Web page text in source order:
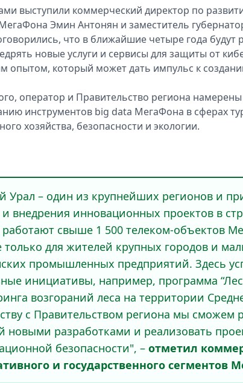
выступили коммерческий директор по
Эмин Антонян и заместитель
что в ближайшие четыре года будут
новые услуги и сервисы для защиты от
опытом, который может дать импульс к
оператор и Правительство региона
инструментов big data МегаФона в сферах
хозяйства, безопасности и экологии.
Урал – один из крупнейших регионов и
и внедрения инновационных проектов в
работают свыше 1 500 телеком-объектов
только для жителей крупных городов и
промышленных предприятий. Здесь
инициативы, например, программа
возгораний леса на территории
с Правительством региона мы сможем
новыми разработками и реализовать
безопасности", – отметил
и государственного сегментов